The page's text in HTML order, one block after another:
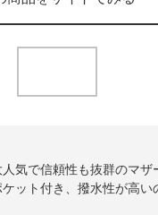
気で信頼性も抜群のマ
ット付き、撥水性が高い